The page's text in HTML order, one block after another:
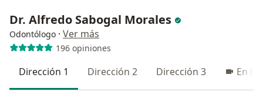
Dr. Alfredo Sabogal Morales
Odontólogo · Ver más
196 opiniones
Dirección 1 Dirección 2 Dirección 3 En